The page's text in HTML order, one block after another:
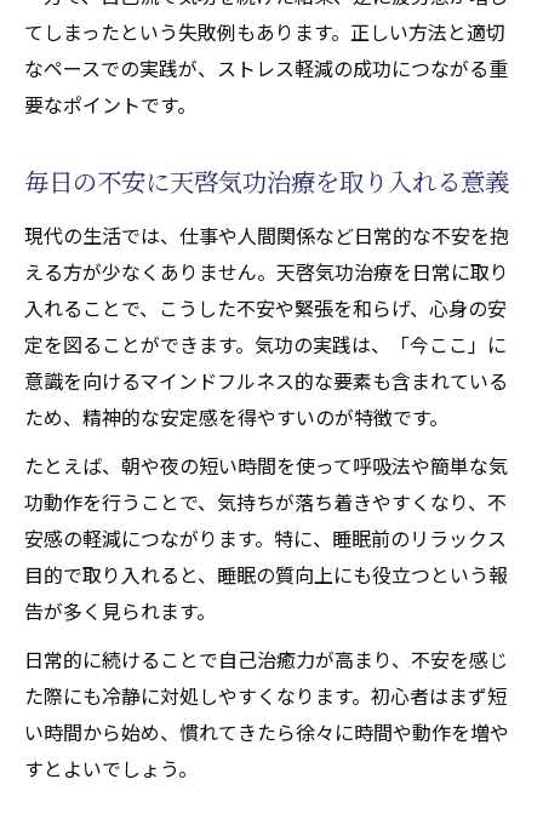
てしまったという失敗例もあります。正しい方法と適切
なペースでの実践が、ストレス軽減の成功につながる重
要なポイントです。
毎日の不安に天啓気功治療を取り入れる意義
現代の生活では、仕事や人間関係など日常的な不安を抱
える方が少なくありません。天啓気功治療を日常に取り
入れることで、こうした不安や緊張を和らげ、心身の安
定を図ることができます。気功の実践は、「今ここ」に
意識を向けるマインドフルネス的な要素も含まれている
ため、精神的な安定感を得やすいのが特徴です。
たとえば、朝や夜の短い時間を使って呼吸法や簡単な気
功動作を行うことで、気持ちが落ち着きやすくなり、不
安感の軽減につながります。特に、睡眠前のリラックス
目的で取り入れると、睡眠の質向上にも役立つという報
告が多く見られます。
日常的に続けることで自己治癒力が高まり、不安を感じ
た際にも冷静に対処しやすくなります。初心者はまず短
い時間から始め、慣れてきたら徐々に時間や動作を増や
すとよいでしょう。